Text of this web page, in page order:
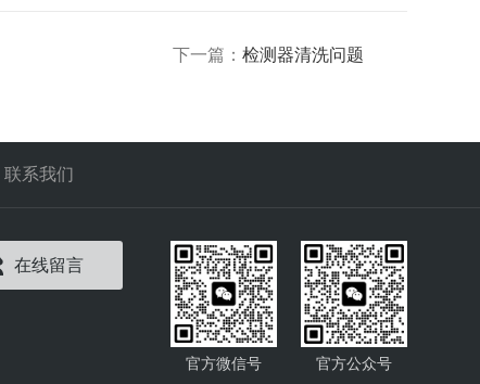
下一篇： 检测器清洗问题
联系我们
在线留言
官方微信号 官方公众号